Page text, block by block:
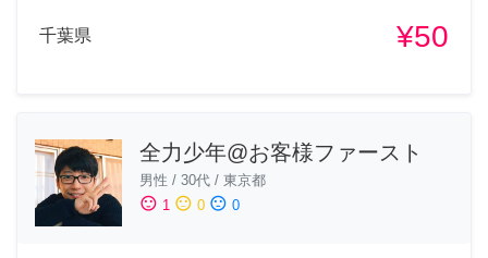
千葉県 ¥50
全力少年@お客様ファースト
男性 / 30代 / 東京都
sentiment_satisfied 1 sentiment_neutral 0 sentiment_dissatisfied 0